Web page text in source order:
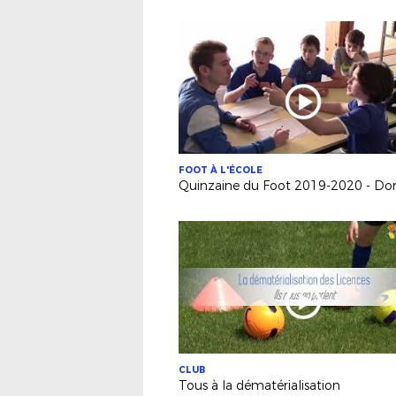
FOOT À L'ÉCOLE
Quinzaine du Foot 2019-2020 -
CLUB
Tous à la dématérialisation